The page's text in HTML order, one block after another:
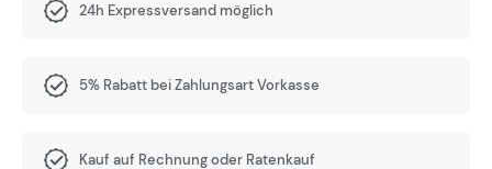
24h Expressversand möglich
5% Rabatt bei Zahlungsart Vorkasse
Kauf auf Rechnung oder Ratenkauf